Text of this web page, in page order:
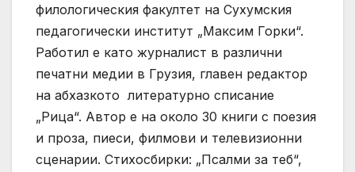
филологическия факултет на Сухумския
педагогически институт „Максим Горки“.
Работил е като журналист в различни
печатни медии в Грузия, главен редактор
на абхазкото литературно списание
„Рица“. Автор е на около 30 книги с поезия
и проза, пиеси, филмови и телевизионни
сценарии. Стихосбирки: „Псалми за теб“,